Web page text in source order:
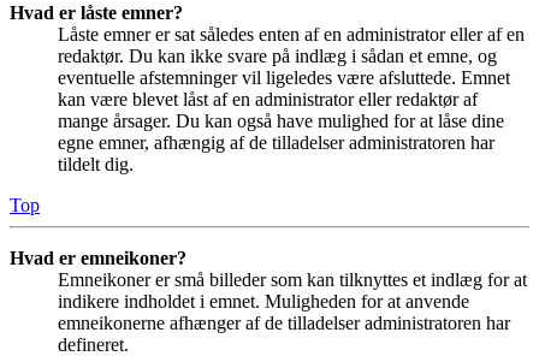
Hvad er låste emner?
Låste emner er sat således enten af en administrator eller af en
redaktør. Du kan ikke svare på indlæg i sådan et emne, og
eventuelle afstemninger vil ligeledes være afsluttede. Emnet
kan være blevet låst af en administrator eller redaktør af
mange årsager. Du kan også have mulighed for at låse dine
egne emner, afhængig af de tilladelser administratoren har
tildelt dig.
Top
Hvad er emneikoner?
Emneikoner er små billeder som kan tilknyttes et indlæg for at
indikere indholdet i emnet. Muligheden for at anvende
emneikonerne afhænger af de tilladelser administratoren har
defineret.